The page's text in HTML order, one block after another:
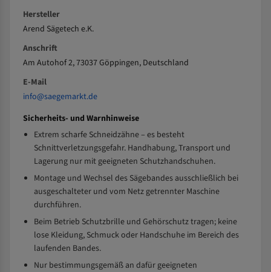
Hersteller
Arend Sägetech e.K.
Anschrift
Am Autohof 2, 73037 Göppingen, Deutschland
E-Mail
info@saegemarkt.de
Sicherheits- und Warnhinweise
Extrem scharfe Schneidzähne – es besteht
Schnittverletzungsgefahr. Handhabung, Transport und
Lagerung nur mit geeigneten Schutzhandschuhen.
Montage und Wechsel des Sägebandes ausschließlich bei
ausgeschalteter und vom Netz getrennter Maschine
durchführen.
Beim Betrieb Schutzbrille und Gehörschutz tragen; keine
lose Kleidung, Schmuck oder Handschuhe im Bereich des
laufenden Bandes.
Nur bestimmungsgemäß an dafür geeigneten